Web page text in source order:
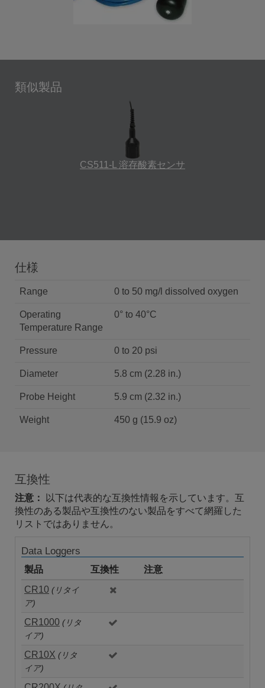
類似製品
CS511-L 溶存酸素センサ
仕様
Range 0 to 50 mg/l dissolved oxygen
Operating
Temperature Range
0° to 40°C
Pressure 0 to 20 psi
Diameter 5.8 cm (2.28 in.)
Probe Height 5.9 cm (2.32 in.)
Weight 450 g (15.9 oz)
互換性
注意：
以下は代表的な互換性情報を示しています。互
換性のある製品や互換性のない製品をすべて網羅した
リストではありません。
Data Loggers
製品 互換性
注意
CR10 (リタイ
ア)
CR1000 (リタ
イア)
CR10X (リタ
イア)